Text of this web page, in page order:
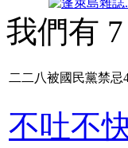
我們有
二二八被國民黨禁忌
不吐不